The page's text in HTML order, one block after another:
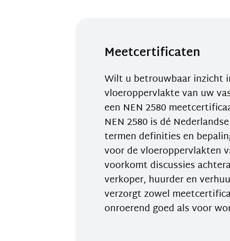
Meetcertificaten
Wilt u betrouwbaar inzicht
vloeroppervlakte van uw
een NEN 2580
NEN 2580 is dé
termen definities en
voor de vloeroppervlakten
voorkomt discussies
verkoper, huurder en
verzorgt zowel
onroerend goed als voor